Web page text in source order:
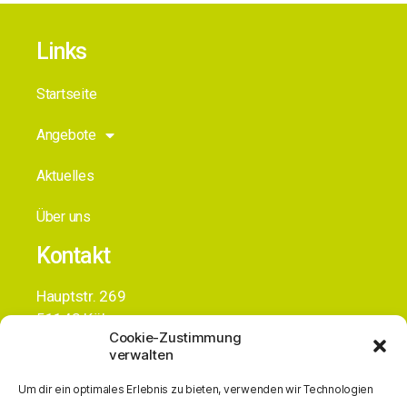
Cookie-Zustimmung
verwalten
Um dir ein optimales Erlebnis zu bieten, verwenden wir Technologien
Links
Startseite
Angebote
Aktuelles
Über uns
Kontakt
Hauptstr. 269
51143 Köln
+49 (0)163 3836834
info@alc-gmbh.de